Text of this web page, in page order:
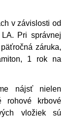
v závislosti od
Pri správnej
záruka,
1 rok na
nájsť nielen
rohové krbové
vložiek sú